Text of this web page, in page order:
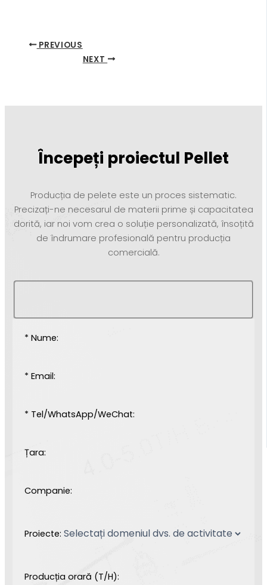
PREVIOUS
NEXT
Începeți proiectul Pellet
Producția de pelete este un proces sistematic.
Precizați-ne necesarul de materii prime și capacitatea
dorită, iar noi vom crea o soluție personalizată, însoțită
de îndrumare profesională pentru producția
comercială.
* Nume:
* Email:
* Tel/WhatsApp/WeChat:
Țara:
Companie:
Proiecte:
Producția orară (T/H):